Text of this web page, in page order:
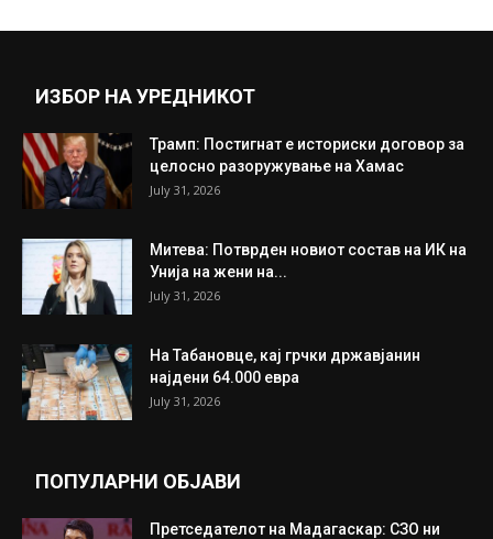
ИЗБОР НА УРЕДНИКОТ
Трамп: Постигнат е историски договор за
целосно разоружување на Хамас
July 31, 2026
Митева: Потврден новиот состав на ИК на
Унија на жени на...
July 31, 2026
На Табановце, кај грчки државјанин
најдени 64.000 евра
July 31, 2026
ПОПУЛАРНИ ОБЈАВИ
Претседателот на Мадагаскар: СЗО ни